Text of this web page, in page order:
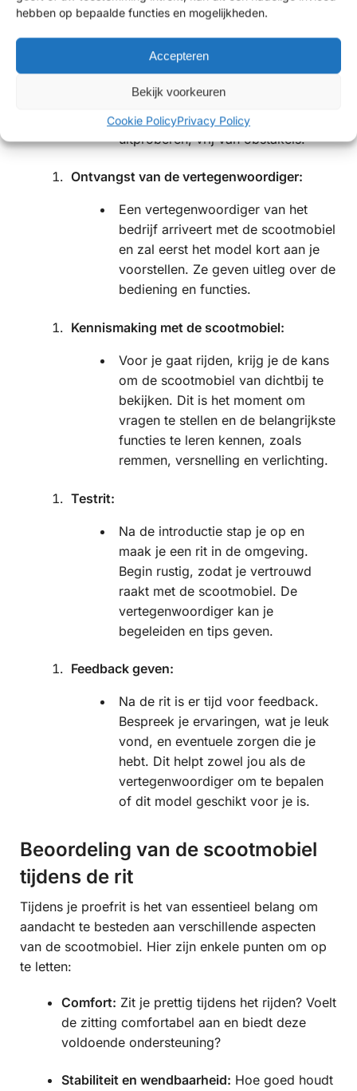
hebben op bepaalde functies en mogelijkheden.
Accepteren
Bekijk voorkeuren
Cookie PolicyPrivacy Policy
Zorg ervoor dat je op de
afgesproken dag en tijd aanwezig
bent. Ruim een veilige ruimte op
waar je de scootmobiel kunt
uitproberen, vrij van obstakels.
Ontvangst van de vertegenwoordiger:
Een vertegenwoordiger van het
bedrijf arriveert met de scootmobiel
en zal eerst het model kort aan je
voorstellen. Ze geven uitleg over de
bediening en functies.
Kennismaking met de scootmobiel:
Voor je gaat rijden, krijg je de kans
om de scootmobiel van dichtbij te
bekijken. Dit is het moment om
vragen te stellen en de belangrijkste
functies te leren kennen, zoals
remmen, versnelling en verlichting.
Testrit:
Na de introductie stap je op en
maak je een rit in de omgeving.
Begin rustig, zodat je vertrouwd
raakt met de scootmobiel. De
vertegenwoordiger kan je
begeleiden en tips geven.
Feedback geven:
Na de rit is er tijd voor feedback.
Bespreek je ervaringen, wat je leuk
vond, en eventuele zorgen die je
hebt. Dit helpt zowel jou als de
vertegenwoordiger om te bepalen
of dit model geschikt voor je is.
Beoordeling van de scootmobiel
tijdens de rit
Tijdens je proefrit is het van essentieel belang om
aandacht te besteden aan verschillende aspecten
van de scootmobiel. Hier zijn enkele punten om op
te letten:
Comfort: Zit je prettig tijdens het rijden? Voelt
de zitting comfortabel aan en biedt deze
voldoende ondersteuning?
Stabiliteit en wendbaarheid: Hoe goed houdt